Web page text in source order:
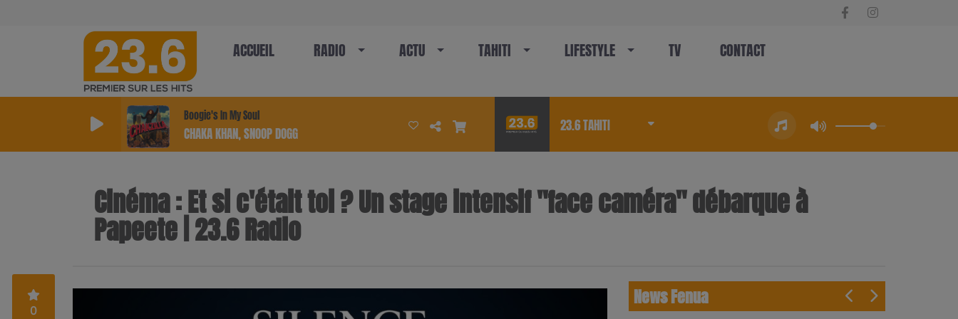
ACCUEIL RADIO ACTU TAHITI LIFESTYLE TV CONTACT
Boogie's In My Soul
CHAKA KHAN, SNOOP DOGG 23.6 TAHITI
Cinéma : Et si c'était toi ? Un stage intensif "face caméra" débarque à
Papeete | 23.6 Radio
0
News Fenua